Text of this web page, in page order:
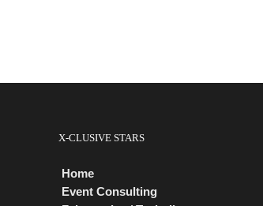
X-CLUSIVE STARS
Home
Event Consulting